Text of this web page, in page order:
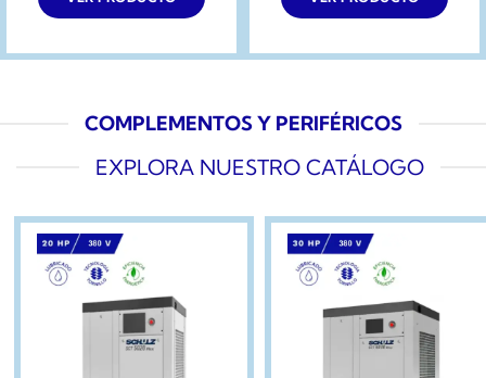
COMPLEMENTOS Y PERIFÉRICOS
EXPLORA NUESTRO CATÁLOGO